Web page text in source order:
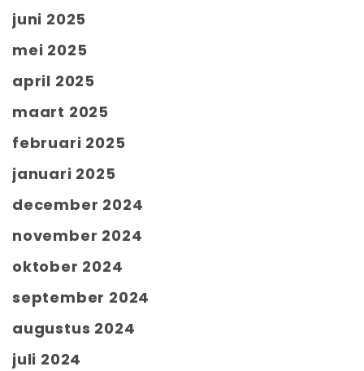
juni 2025
mei 2025
april 2025
maart 2025
februari 2025
januari 2025
december 2024
november 2024
oktober 2024
september 2024
augustus 2024
juli 2024